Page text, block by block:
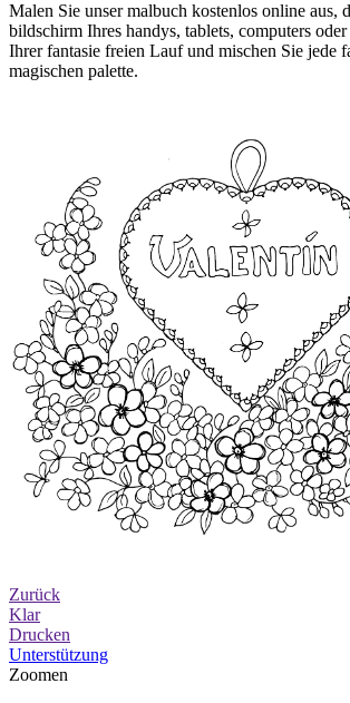
Malen Sie unser malbuch kostenlos online aus,
bildschirm Ihres handys, tablets, computers
Ihrer fantasie freien Lauf und mischen Sie jede
magischen palette.
Zurück
Klar
Drucken
Unterstützung
Zoomen